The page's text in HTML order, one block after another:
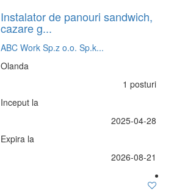
Instalator de panouri sandwich,
cazare g...
ABC Work Sp.z o.o. Sp.k...
Olanda
1 posturi
Inceput la
2025-04-28
Expira la
2026-08-21